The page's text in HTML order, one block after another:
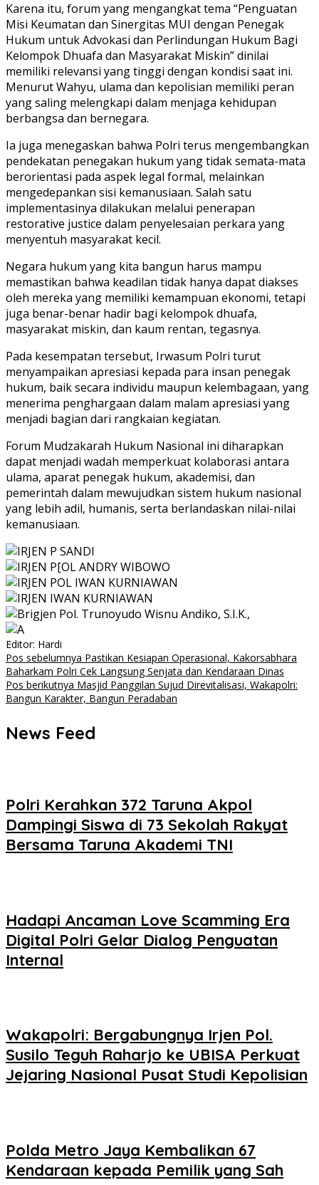
Karena itu, forum yang mengangkat tema “Penguatan
Misi Keumatan dan Sinergitas MUI dengan Penegak
Hukum untuk Advokasi dan Perlindungan Hukum Bagi
Kelompok Dhuafa dan Masyarakat Miskin” dinilai
memiliki relevansi yang tinggi dengan kondisi saat ini.
Menurut Wahyu, ulama dan kepolisian memiliki peran
yang saling melengkapi dalam menjaga kehidupan
berbangsa dan bernegara.
Ia juga menegaskan bahwa Polri terus mengembangkan
pendekatan penegakan hukum yang tidak semata-mata
berorientasi pada aspek legal formal, melainkan
mengedepankan sisi kemanusiaan. Salah satu
implementasinya dilakukan melalui penerapan
restorative justice dalam penyelesaian perkara yang
menyentuh masyarakat kecil.
Negara hukum yang kita bangun harus mampu
memastikan bahwa keadilan tidak hanya dapat diakses
oleh mereka yang memiliki kemampuan ekonomi, tetapi
juga benar-benar hadir bagi kelompok dhuafa,
masyarakat miskin, dan kaum rentan, tegasnya.
Pada kesempatan tersebut, Irwasum Polri turut
menyampaikan apresiasi kepada para insan penegak
hukum, baik secara individu maupun kelembagaan, yang
menerima penghargaan dalam malam apresiasi yang
menjadi bagian dari rangkaian kegiatan.
Forum Mudzakarah Hukum Nasional ini diharapkan
dapat menjadi wadah memperkuat kolaborasi antara
ulama, aparat penegak hukum, akademisi, dan
pemerintah dalam mewujudkan sistem hukum nasional
yang lebih adil, humanis, serta berlandaskan nilai-nilai
kemanusiaan.
Editor: Hardi
Navigasi
pos
Pos sebelumnya Pastikan Kesiapan Operasional, Kakorsabhara
Baharkam Polri Cek Langsung Senjata dan Kendaraan Dinas
Pos berikutnya Masjid Panggilan Sujud Direvitalisasi, Wakapolri:
Bangun Karakter, Bangun Peradaban
News Feed
Polri Kerahkan 372 Taruna Akpol
Dampingi Siswa di 73 Sekolah Rakyat
Bersama Taruna Akademi TNI
Hadapi Ancaman Love Scamming Era
Digital Polri Gelar Dialog Penguatan
Internal
Wakapolri: Bergabungnya Irjen Pol.
Susilo Teguh Raharjo ke UBISA Perkuat
Jejaring Nasional Pusat Studi Kepolisian
Polda Metro Jaya Kembalikan 67
Kendaraan kepada Pemilik yang Sah